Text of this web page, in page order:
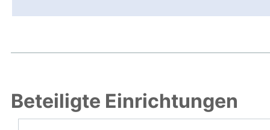
Beteiligte Einrichtungen